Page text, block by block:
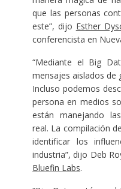
que las personas
este”, dijo Esther
conferencista en
“Mediante el Big
mensajes aislados de
Incluso podemos
persona en medios
están manejando
real. La compilación
identificar los
industria”, dijo Deb
Bluefin Labs.